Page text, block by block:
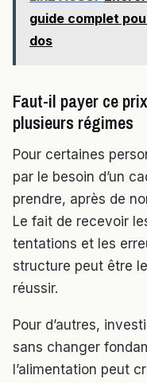
guide complet
dos
Faut-il payer ce
plusieurs régimes
Pour certaines
par le besoin d’un
prendre, après de
Le fait de recevoir
tentations et les
structure peut être
réussir.
Pour d’autres,
sans changer
l’alimentation peut